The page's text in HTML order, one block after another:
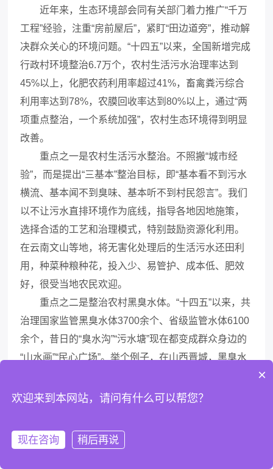
近年来，生态环境部会同有关部门着力推广“千万
工程”经验，注重“房前屋后”，紧盯“田边道旁”，推动解
决群众关心的环境问题。“十四五”以来，全国新增完成
行政村环境整治6.7万个，农村生活污水治理率达到
45%以上，化肥农药利用率超过41%，畜禽粪污综合
利用率达到78%，农膜回收率达到80%以上，通过“两
项重点整治，一个系统加强”，农村生态环境得到明显
改善。
重点之一是农村生活污水整治。不照搬“城市经
验”，而是提出“三基本”整治目标，即“基本看不到污水
横流、基本闻不到臭味、基本听不到村民怨言”。我们
以不让污水直排环境作为底线，指导各地因地施策，
选择合适的工艺和治理模式，特别鼓励资源化利用。
在云南文山等地，将无害化处理后的生活污水还田利
用，种菜种粮种花，投入少、易管护、成本低、肥效
好，很受当地农民欢迎。
重点之二是整治农村黑臭水体。“十四五”以来，共
治理国家监管黑臭水体3700余个、省级监管水体6100
余个，昔日的“臭水沟”“污水塘”现在都变成群众身边的
“山水画”“民心广场”。举个例子，在山西晋城，黑臭水
水绕古村”的画面，其中有个米西村，现在成了特别网
也快到了，有兴趣的可以到实地去体验。
一个加强是系统加强农用地土壤保护，注重“治用
×
欢迎来到本网站，请问有什么可以帮您？
现在咨询 稍后再说